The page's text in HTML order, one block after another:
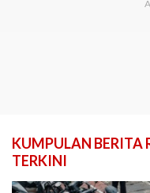
KUMPULAN BERITA
TERKINI